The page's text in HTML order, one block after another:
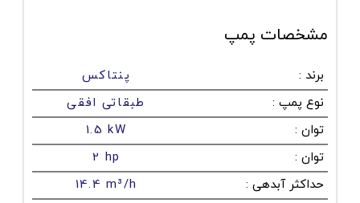
مشخصات پمپ
برند :
پنتاکس
نوع پمپ :
طبقاتی افقی
توان :
1.5 kW
توان :
2 hp
حداکثر آبدهی :
14.4 m³/h